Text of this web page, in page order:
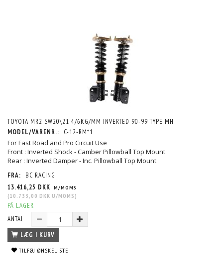
TOYOTA MR2 SW20\21 4/6KG/MM INVERTED 90-99 TYPE MH
MODEL/VARENR.:
C-12-RM*1
For Fast Road and Pro Circuit Use
Front : Inverted Shock - Camber Pillowball Top Mount
Rear : Inverted Damper - Inc. Pillowball Top Mount
FRA:
BC RACING
13.416,25 DKK M/MOMS
(10.733,00 DKK U/MOMS )
PÅ LAGER
ANTAL
LÆG I KURV
TILFØJ ØNSKELISTE